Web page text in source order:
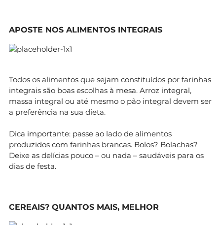
APOSTE NOS ALIMENTOS INTEGRAIS
Todos os alimentos que sejam constituídos por farinhas
integrais são boas escolhas à mesa. Arroz integral,
massa integral ou até mesmo o pão integral devem ser
a preferência na sua dieta.
Dica importante: passe ao lado de alimentos
produzidos com farinhas brancas. Bolos? Bolachas?
Deixe as delícias pouco – ou nada – saudáveis para os
dias de festa.
CEREAIS? QUANTOS MAIS, MELHOR